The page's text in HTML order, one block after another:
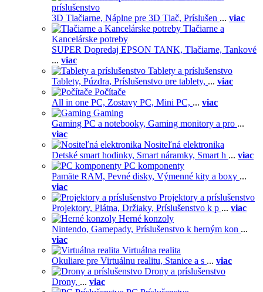
príslušenstvo
3D Tlačiarne, Náplne pre 3D Tlač, Príslušen ... viac
Tlačiarne a
Kancelárske potreby
SUPER Dopredaj EPSON TANK, Tlačiarne, Tankové
... viac
Tablety a príslušenstvo
Tablety, Púzdra, Príslušenstvo pre tablety, ... viac
Počítače
All in one PC, Zostavy PC, Mini PC, ... viac
Gaming
Gaming PC a notebooky, Gaming monitory a pro ...
viac
Nositeľná elektronika
Detské smart hodinky, Smart náramky, Smart h ... viac
PC komponenty
Pamäte RAM, Pevné disky, Výmenné kity a boxy ...
viac
Projektory a príslušenstvo
Projektory, Plátna, Držiaky, Príslušenstvo k p ... viac
Herné konzoly
Nintendo, Gamepady, Príslušenstvo k herným kon ...
viac
Virtuálna realita
Okuliare pre Virtuálnu realitu, Stanice a s ... viac
Drony a príslušenstvo
Drony, ... viac